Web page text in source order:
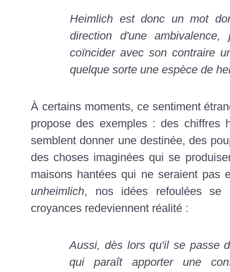
Heimlich est donc un mot
direction d'une
coïncider avec son contraire
quelque sorte une espèce de
À certains moments, ce sentiment
propose des exemples : des chiffres
semblent donner une destinée, des
des choses imaginées qui se
maisons hantées qui ne seraient pas
unheimlich, nos idées refoulées se
croyances redeviennent réalité :
Aussi, dès lors qu'il se passe
qui paraît apporter une